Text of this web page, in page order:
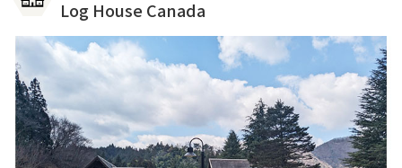
Log House Canada